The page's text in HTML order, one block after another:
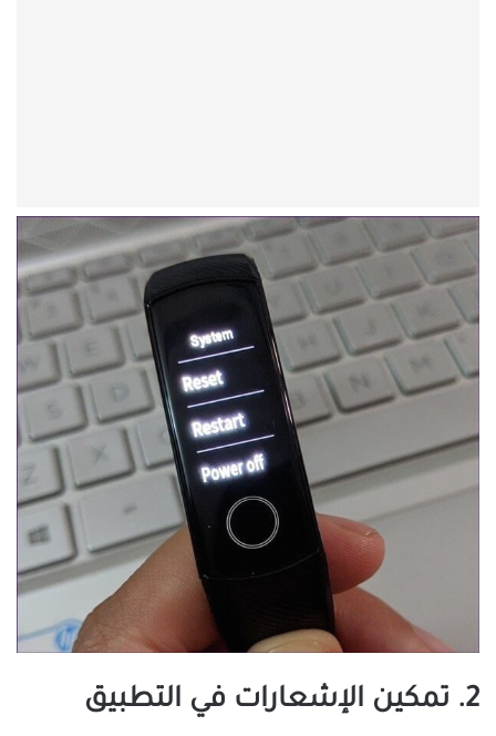
2. تمكين الإشعارات في التطبيق